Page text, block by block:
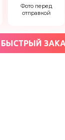
Фото перед
отправкой
БЫСТРЫЙ